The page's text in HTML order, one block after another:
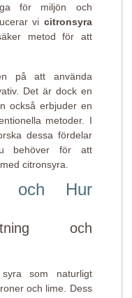
för miljön och
vi citronsyra
metod för att
på att använda
Det är dock en
också erbjuder en
metoder. I
dessa fördelar
behöver för att
citronsyra.
och Hur
och
som naturligt
och lime. Dess